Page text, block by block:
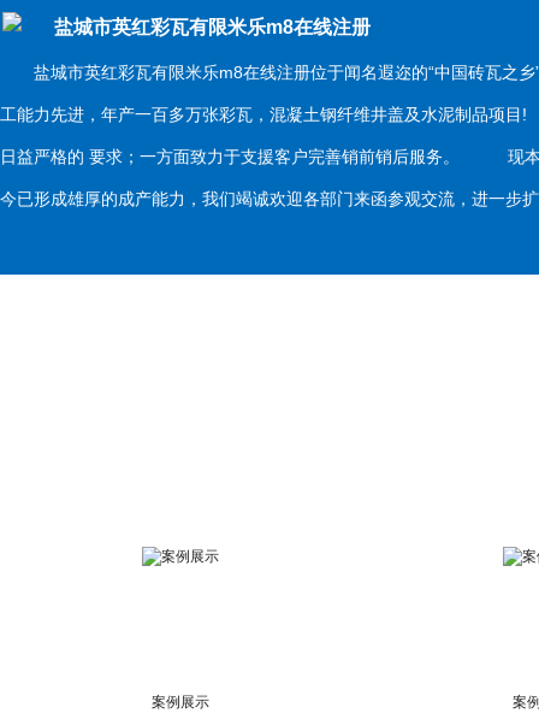
盐城市英红彩瓦有限米乐m8在线注册
盐城市英红彩瓦有限米乐m8在线注册位于闻名遐迩的“中国砖瓦之乡
工能力先进，年产一百多万张彩瓦，混凝土钢纤维井盖及水泥制品项
日益严格的 要求；一方面致力于支援客户完善销前销后服务。 现本
今已形成雄厚的成产能力，我们竭诚欢迎各部门来函参观交流，进一
案例展示 案